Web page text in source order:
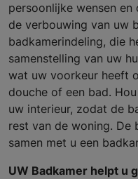
persoonlijke wensen
de verbouwing van uw
badkamerindeling, die
samenstelling van uw
wat uw voorkeur heeft
douche of een bad.
uw interieur, zodat de
rest van de woning. De
samen met u een
UW Badkamer helpt u